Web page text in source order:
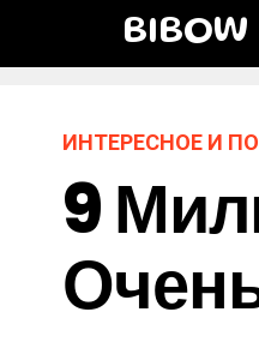
BIBOW
ИНТЕРЕСНОЕ И
9